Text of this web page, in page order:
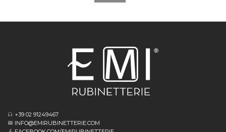
+39 02 91249467
INFO@EMIRUBINETTERIE.COM